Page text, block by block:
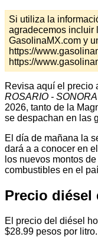
Si utiliza la
agradecemos incluir
GasolinaMX.com y
https://
https://
Revisa aquí el precio
ROSARIO - SONORA
2026, tanto de la
se despachan en las
El día de mañana la
dará a a conocer en
los nuevos montos
combustibles en el
Precio diésel
El precio del diésel
$28.99 pesos por litro.